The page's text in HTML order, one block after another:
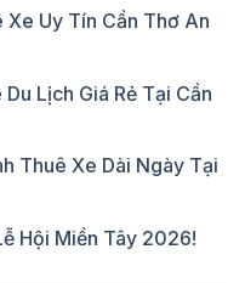
Xe Uy Tín Cần Thơ An
Lịch Giá Rẻ Tại Cần
Thuê Xe Dài Ngày Tại
Hội Miền Tây 2026!